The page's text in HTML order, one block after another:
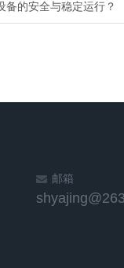
备的安全与稳定运行？
邮箱